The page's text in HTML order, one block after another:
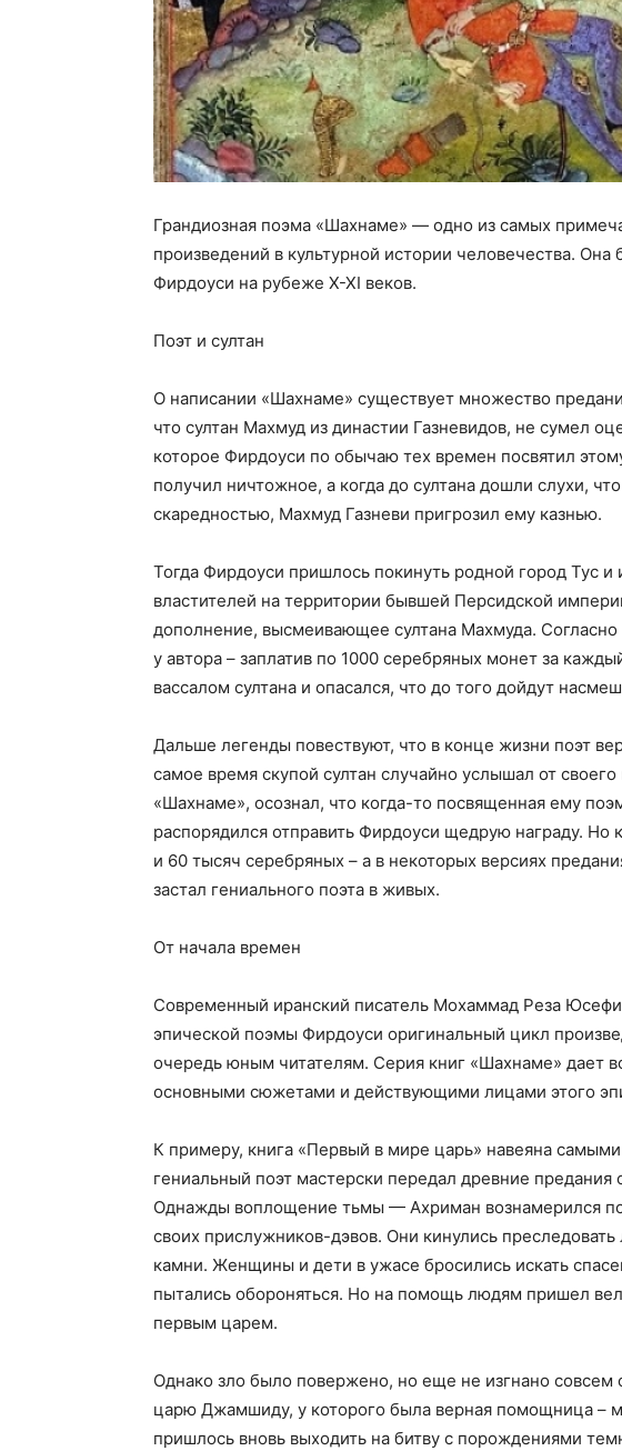
Грандиозная поэма «Шахнаме» — одно из самых
произведений в культурной истории человечества.
Фирдоуси на рубеже Х-ХI веков.
Поэт и султан
О написании «Шахнаме» существует множество
что султан Махмуд из династии Газневидов, не сумел
которое Фирдоуси по обычаю тех времен посвятил
получил ничтожное, а когда до султана дошли слухи,
скаредностью, Махмуд Газневи пригрозил ему казнью.
Тогда Фирдоуси пришлось покинуть родной город Тус и
властителей на территории бывшей Персидской
дополнение, высмеивающее султана Махмуда. Согласно
у автора – заплатив по 1000 серебряных монет за
вассалом султана и опасался, что до того дойдут
Дальше легенды повествуют, что в конце жизни поэт
самое время скупой султан случайно услышал от
«Шахнаме», осознал, что когда-то посвященная ему
распорядился отправить Фирдоуси щедрую награду. Но
и 60 тысяч серебряных – а в некоторых версиях
застал гениального поэта в живых.
От начала времен
Современный иранский писатель Мохаммад Реза
эпической поэмы Фирдоуси оригинальный цикл
очередь юным читателям. Серия книг «Шахнаме» дает
основными сюжетами и действующими лицами этого
К примеру, книга «Первый в мире царь» навеяна
гениальный поэт мастерски передал древние предания
Однажды воплощение тьмы — Ахриман вознамерился
своих прислужников-дэвов. Они кинулись
камни. Женщины и дети в ужасе бросились искать
пытались обороняться. Но на помощь людям пришел
первым царем.
Однако зло было повержено, но еще не изгнано
царю Джамшиду, у которого была верная помощница –
пришлось вновь выходить на битву с порождениями